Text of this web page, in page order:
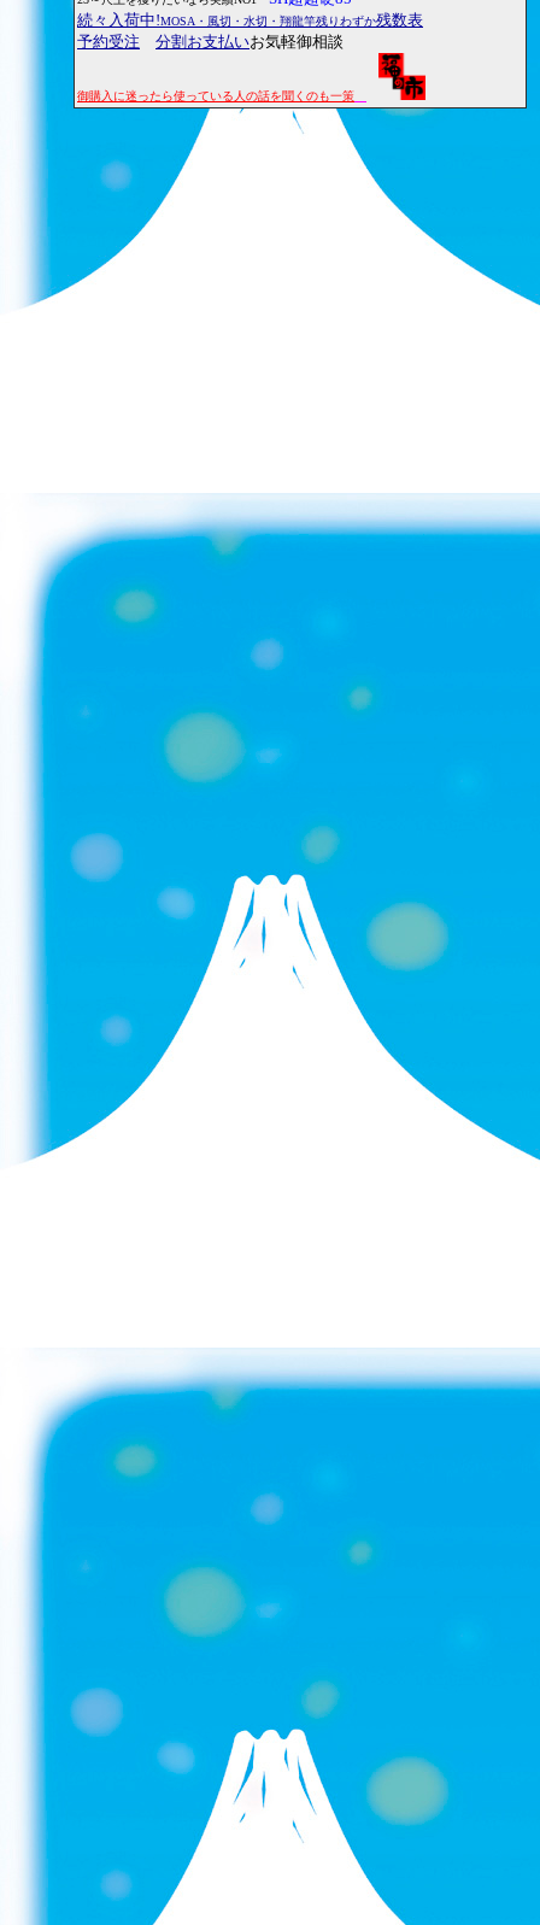
続々入荷中!MOSA・風切・水切・翔龍竿残りわずか残数表
予約受注
分割お支払いお気軽御相談
御購入に迷ったら使っている人の話を聞くのも一策